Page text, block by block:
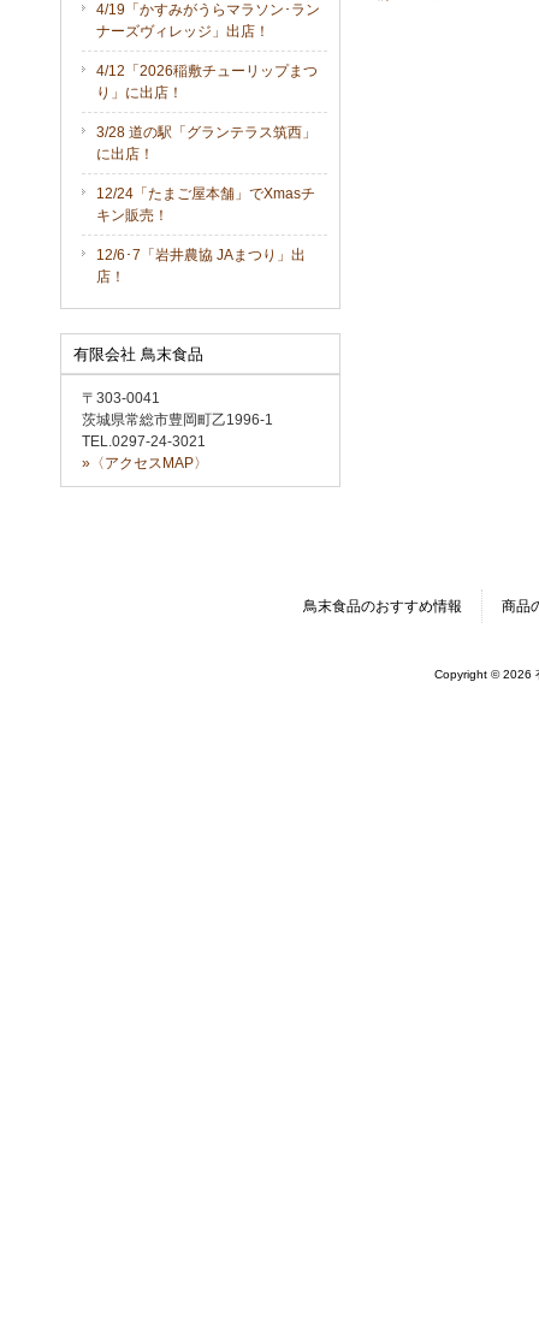
4/19「かすみがうらマラソン･ラン
ナーズヴィレッジ」出店！
4/12「2026稲敷チューリップまつ
り」に出店！
3/28 道の駅「グランテラス筑西」
に出店！
12/24「たまご屋本舗」でXmasチ
キン販売！
12/6･7「岩井農協 JAまつり」出
店！
有限会社 鳥末食品
〒303-0041
茨城県常総市豊岡町乙1996-1
TEL.0297-24-3021
»〈アクセスMAP〉
鳥末食品のおすすめ情報 商品
Copyright © 2026